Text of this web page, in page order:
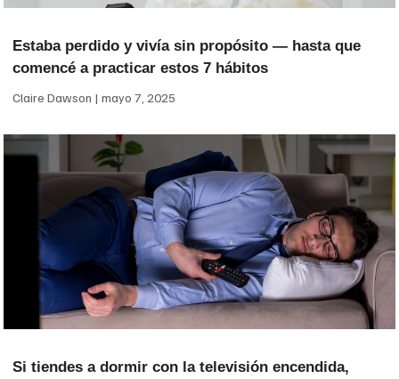
Estaba perdido y vivía sin propósito — hasta que
comencé a practicar estos 7 hábitos
Claire Dawson mayo 7, 2025
Si tiendes a dormir con la televisión encendida,